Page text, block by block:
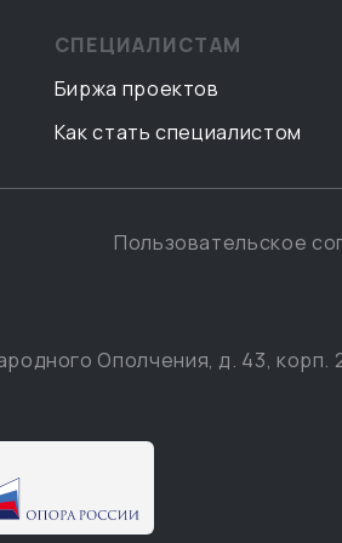
СПЕЦИАЛИСТАМ
Биржа проектов
Как стать специалистом
Пользовательское
Ополчения, д. 43, корп.